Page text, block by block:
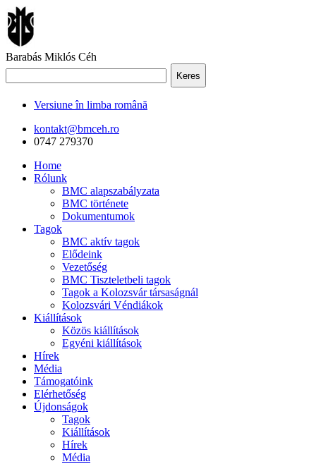
Barabás Miklós Céh
Keres
Versiune în limba română
kontakt@bmceh.ro
0747 279370
Home
Rólunk
BMC alapszabályzata
BMC története
Dokumentumok
Tagok
BMC aktív tagok
Elődeink
Vezetőség
BMC Tiszteletbeli tagok
Tagok a Kolozsvár társaságnál
Kolozsvári Véndiákok
Kiállítások
Közös kiállítások
Egyéni kiállítások
Hírek
Média
Támogatóink
Elérhetőség
Újdonságok
Tagok
Kiállítások
Hírek
Média